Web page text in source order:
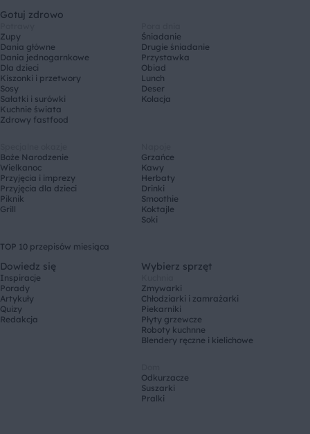
Gotuj zdrowo
Zupy
Dania główne
Dania jednogarnkowe
Dla dzieci
Kiszonki i przetwory
Sosy
Sałatki i surówki
Kuchnie świata
Zdrowy fastfood
Śniadanie
Drugie śniadanie
Przystawka
Obiad
Lunch
Deser
Kolacja
Boże Narodzenie
Wielkanoc
Przyjęcia i imprezy
Przyjęcia dla dzieci
Piknik
Grill
Grzańce
Kawy
Herbaty
Drinki
Smoothie
Koktajle
Soki
TOP 10 przepisów miesiąca
Dowiedz się
Inspiracje
Porady
Artykuły
Quizy
Redakcja
Wybierz sprzęt
Zmywarki
Chłodziarki i zamrażarki
Piekarniki
Płyty grzewcze
Roboty kuchnne
Blendery ręczne i kielichowe
Odkurzacze
Suszarki
Pralki